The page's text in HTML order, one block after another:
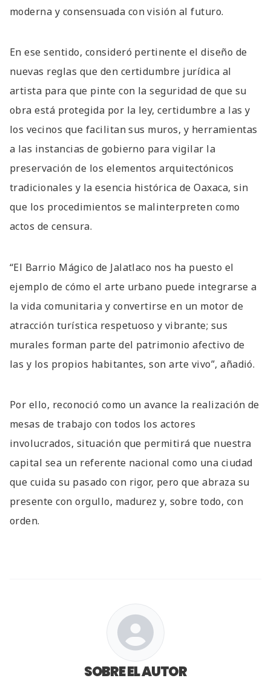
moderna y consensuada con visión al futuro.
En ese sentido, consideró pertinente el diseño de
nuevas reglas que den certidumbre jurídica al
artista para que pinte con la seguridad de que su
obra está protegida por la ley, certidumbre a las y
los vecinos que facilitan sus muros, y herramientas
a las instancias de gobierno para vigilar la
preservación de los elementos arquitectónicos
tradicionales y la esencia histórica de Oaxaca, sin
que los procedimientos se malinterpreten como
actos de censura.
“El Barrio Mágico de Jalatlaco nos ha puesto el
ejemplo de cómo el arte urbano puede integrarse a
la vida comunitaria y convertirse en un motor de
atracción turística respetuoso y vibrante; sus
murales forman parte del patrimonio afectivo de
las y los propios habitantes, son arte vivo”, añadió.
Por ello, reconoció como un avance la realización de
mesas de trabajo con todos los actores
involucrados, situación que permitirá que nuestra
capital sea un referente nacional como una ciudad
que cuida su pasado con rigor, pero que abraza su
presente con orgullo, madurez y, sobre todo, con
orden.
SOBRE EL AUTOR